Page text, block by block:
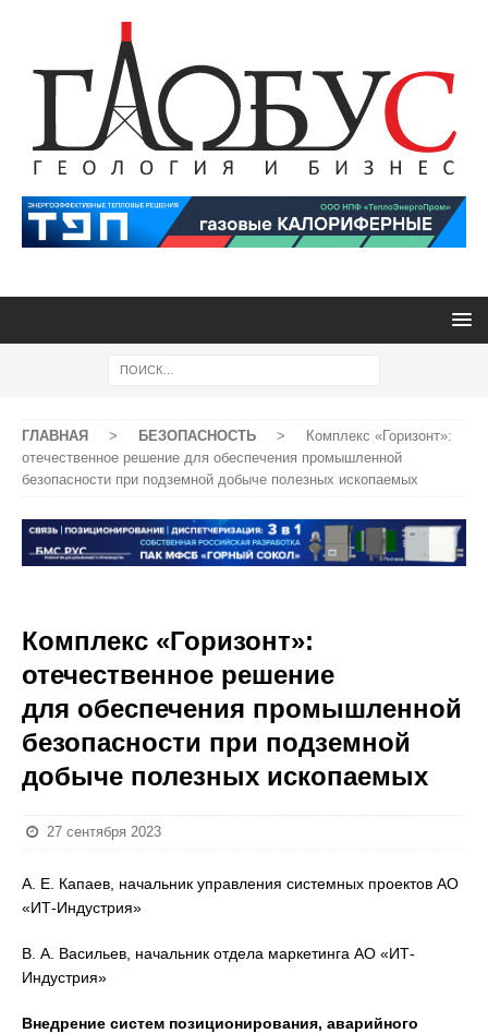
ГЛАВНАЯ > БЕЗОПАСНОСТЬ >
Комплекс «Горизонт»:
отечественное решение для обеспечения промышленной
безопасности при подземной добыче полезных ископаемых
Комплекс «Горизонт»:
отечественное решение
для обеспечения промышленной
безопасности при подземной
добыче полезных ископаемых
27 сентября 2023
А. Е. Капаев, начальник управления системных проектов АО
«ИТ-Индустрия»
В. А. Васильев, начальник отдела маркетинга АО «ИТ-
Индустрия»
Внедрение систем позиционирования, аварийного